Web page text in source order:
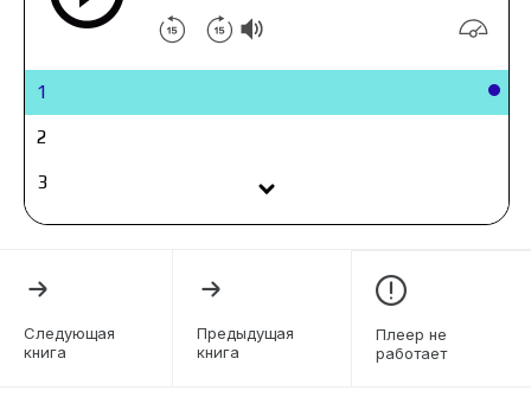
1
2
3
4
7
Следующая
книга
Предыдущая
книга
Плеер не
работает